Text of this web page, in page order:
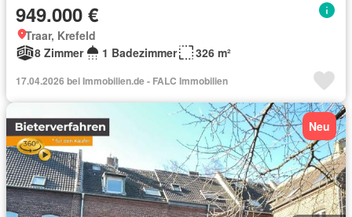
949.000 €
Traar, Krefeld
8 Zimmer
1 Badezimmer 326 m²
17.04.2026 bei Immobilien.de - FALC Immobilien
Neu